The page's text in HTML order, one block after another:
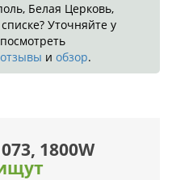
Белая Церковь,
Уточняйте у
отзывы и обзор.
1800W